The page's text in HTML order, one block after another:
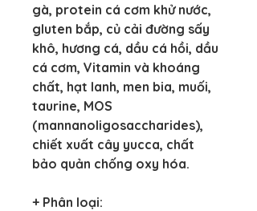
gà, protein cá cơm khử nước,
gluten bắp, củ cải đường sấy
khô, hương cá, dầu cá hồi, dầu
cá cơm, Vitamin và khoáng
chất, hạt lanh, men bia, muối,
taurine, MOS
(mannanoligosaccharides),
chiết xuất cây yucca, chất
bảo quản chống oxy hóa.
+ Phân loại: